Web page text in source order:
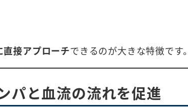
接アプローチできるのが大きな特徴です。
パと血流の流れを促進